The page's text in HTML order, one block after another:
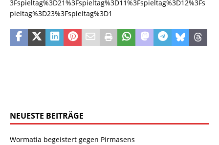
3Fspieltag%3D21%3Fspieltag%3D11%3Fspieltag%3D12%3Fs
pieltag%3D23%3Fspieltag%3D1
NEUESTE BEITRÄGE
Wormatia begeistert gegen Pirmasens